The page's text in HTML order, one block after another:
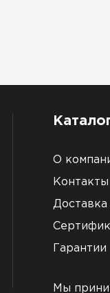
О
Контакты
Доставка
Гарантии
Мы